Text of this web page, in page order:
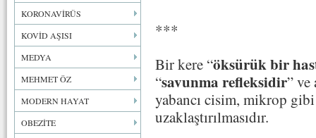
KORONAVİRÜS
KOVİD AŞISI
MEDYA
MEHMET ÖZ
MODERN HAYAT
OBEZİTE
***
Bir kere “öksürük bir
“savunma refleksidir” ve
yabancı cisim, mikrop
uzaklaştırılmasıdır.